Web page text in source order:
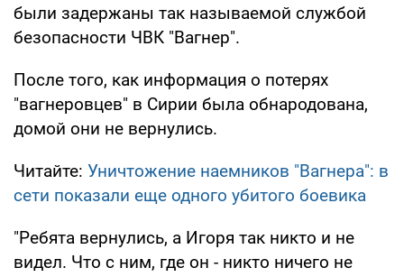
были задержаны так называемой службой
безопасности ЧВК "Вагнер".
После того, как информация о потерях
"вагнеровцев" в Сирии была обнародована,
домой они не вернулись.
Читайте: Уничтожение наемников "Вагнера": в
сети показали еще одного убитого боевика
"Ребята вернулись, а Игоря так никто и не
видел. Что с ним, где он - никто ничего не